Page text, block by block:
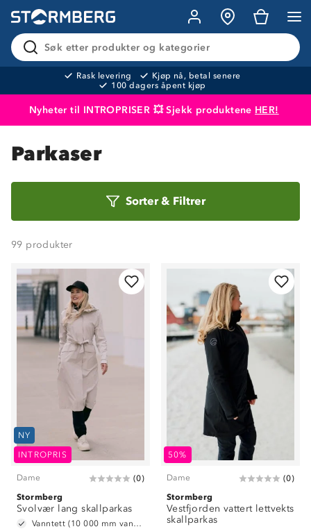
Søk etter produkter og kategorier
Rask levering
Kjøp nå, betal senere
100 dagers åpent kjøp
Nyheter til INTROPRISER 💥 Sjekk produktene HER!
Parkaser
Sorter& Filtrer
99 produkter
NY
INTROPRIS
Dame (0)
Stormberg
Svolvær lang skallparkas
Vanntett (10 000 mm vannsøyle)
50%
Dame (0)
Stormberg
Vestfjorden vattert lettvekts
skallparkas